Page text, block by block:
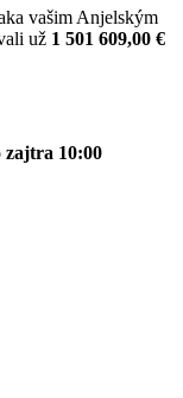
vašim Anjelským
už 1 501 609,00 €
zajtra 10:00